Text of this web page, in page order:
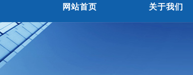
网站首页 关于我们